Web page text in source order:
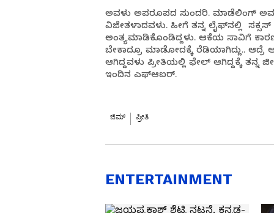
ಅವಳು ಅಪರೂಪದ ಸುಂದರಿ. ಮಾಡೆಲಿಂಗ್
ವಿಜೇತಳಾದವಳು. ಹೀಗೆ ತನ್ನ ಲೈಫ್‌ನಲ್ಲಿ ಸಕ್ಸಸ್
ಅಂತ್ಯಮಾಡಿಕೊಂಡಿದ್ದಳು. ಆಕೆಯ ಸಾವಿಗೆ
ಬೇಕಾದ್ರೂ ಮಾಡೋದಕ್ಕೆ ರೆಡಿಯಾಗಿದ್ಲು.. ಆದ್ರೆ
ಆಗಿದ್ದವಳು ಪ್ರೀತಿಯಲ್ಲಿ ಫೇಲ್ ಆಗಿದ್ದಕ್ಕೆ ತನ್ನ
ಇಂದಿನ ಎಫ್ಆಐರ್.
ಜಿಮ್ ಪ್ರೀತಿ
ENTERTAINMENT